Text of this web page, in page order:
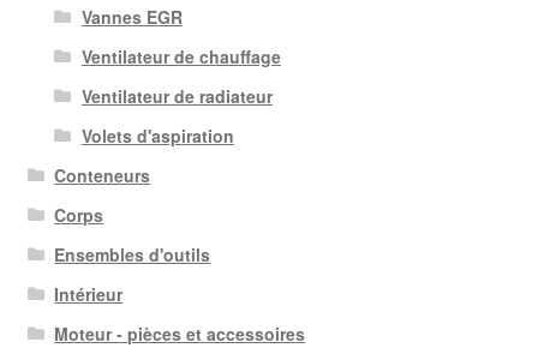
Vannes EGR
Ventilateur de chauffage
Ventilateur de radiateur
Volets d'aspiration
Conteneurs
Corps
Ensembles d'outils
Intérieur
Moteur - pièces et accessoires